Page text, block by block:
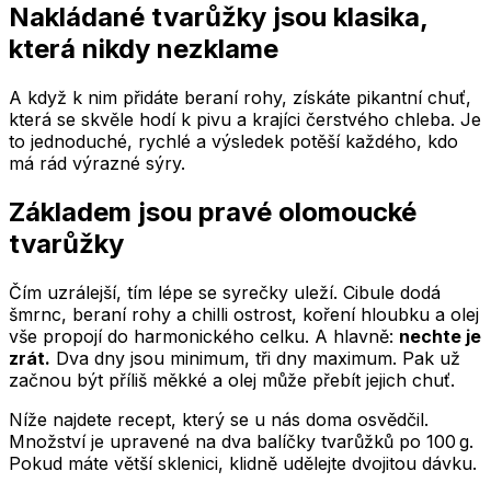
Nakládané tvarůžky jsou klasika,
která nikdy nezklame
A když k nim přidáte beraní rohy, získáte pikantní chuť,
která se skvěle hodí k pivu a krajíci čerstvého chleba. Je
to jednoduché, rychlé a výsledek potěší každého, kdo
má rád výrazné sýry.
Základem jsou pravé olomoucké
tvarůžky
Čím uzrálejší, tím lépe se syrečky uleží. Cibule dodá
šmrnc, beraní rohy a chilli ostrost, koření hloubku a olej
vše propojí do harmonického celku. A hlavně: nechte je
zrát. Dva dny jsou minimum, tři dny maximum. Pak už
začnou být příliš měkké a olej může přebít jejich chuť.
Níže najdete recept, který se u nás doma osvědčil.
Množství je upravené na dva balíčky tvarůžků po 100 g.
Pokud máte větší sklenici, klidně udělejte dvojitou dávku.